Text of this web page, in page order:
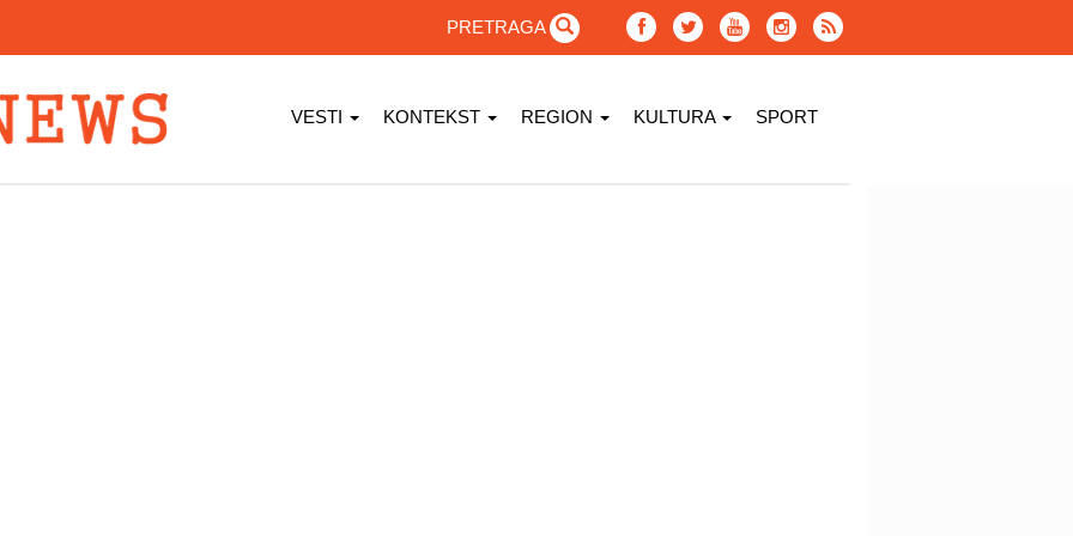
PRETRAGA
VESTI KONTEKST REGION KULTURA SPORT